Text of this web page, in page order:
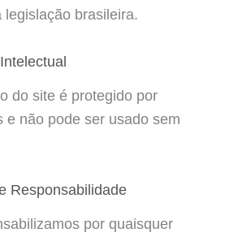
legislação brasileira.
do site é protegido por
e não pode ser usado sem
Responsabilidade
por quaisquer